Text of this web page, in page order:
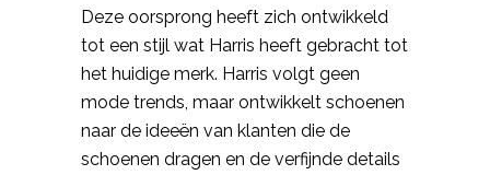
Deze oorsprong heeft zich ontwikkeld
tot een stijl wat Harris heeft gebracht tot
het huidige merk. Harris volgt geen
mode trends, maar ontwikkelt schoenen
naar de ideeën van klanten die de
schoenen dragen en de verfijnde details